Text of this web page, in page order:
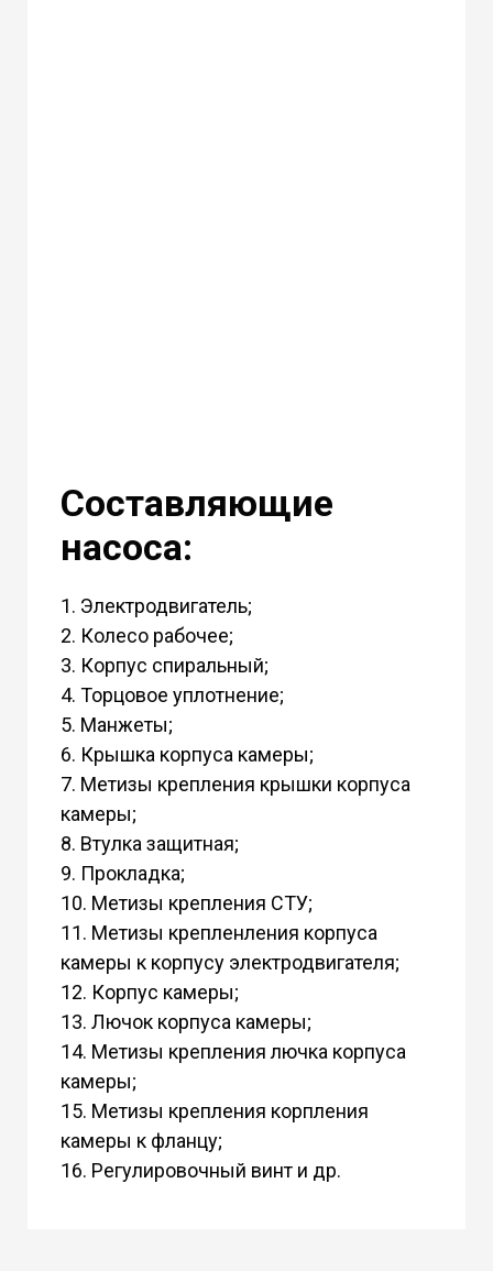
Составляющие
насоса:
1. Электродвигатель;
2. Колесо рабочее;
3. Корпус спиральный;
4. Торцовое уплотнение;
5. Манжеты;
6. Крышка корпуса камеры;
7. Метизы крепления крышки корпуса
камеры;
8. Втулка защитная;
9. Прокладка;
10. Метизы крепления СТУ;
11. Метизы крепленления корпуса
камеры к корпусу электродвигателя;
12. Корпус камеры;
13. Лючок корпуса камеры;
14. Метизы крепления лючка корпуса
камеры;
15. Метизы крепления корпления
камеры к фланцу;
16. Регулировочный винт и др.